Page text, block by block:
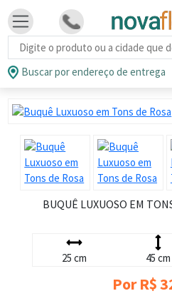
Busca de produtos
Buscar por endereço de entrega
BUQUÊ LUXUOSO EM
25 cm 45 cm
Por R$